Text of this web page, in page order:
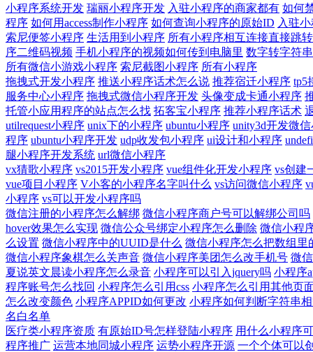
小程序系统开发 瑞丽小程序开发 入驻小程序的商家都有 如何
程序 如何用access制作小程序 如何查询小程序的原始ID 入驻
索尼便签小程序 生活用到小程序 所有小程序相互连接直接跳转
序二维码视频 手机小程序的视频如何传到电脑里 数字转字符
所有微信小游戏小程序 索尼截图小程序 所有小程序
拖拽式开发小程序 推送小程序话术怎么说 推荐宿迁小程序 tp5
服务中心小程序 拖拽式微信小程序开发 头像变成卡通小程序
托管小应用程序的站点怎么找 拓客宝小程序 推荐小程序话术
utilrequest小程序 unix下的小程序 ubuntu小程序 unity3d开发微
程序 ubuntu小程序开发 udp收发包小程序 ui设计和小程序
腿小程序开发系统 url微信小程序
vx猜歌小程序 vs2015开发小程序 vue组件化开发小程序 vs创建
vue项目小程序 V小客的小程序名字叫什么 vs访问微信小程序
小程序 vs可以开发小程序吗
微信注册的小程序怎么解绑 微信小程序商户号可以解绑公司吗
hover效果怎么实现 微信公众号绑定小程序怎么删除 微信小程
么设置 微信小程序中的UUID是什么 微信小程序怎么把数组里
微信小程序象棋怎么关声音 微信小程序美团怎么改手机号 微
夏说英文晨读小程序怎么录音 小程序可以引入jquery吗 小程序
程序账号怎么找回 小程序怎么引用css 小程序怎么引用其他页
怎么改变颜色 小程序APPID如何更改 小程序如何判断字符串
名白名单
医疗类小程序资质 有原始ID号怎样登陆小程序 用什么小程序
程序推广 运营本地同城小程序 运势小程序开源 一个个体可以